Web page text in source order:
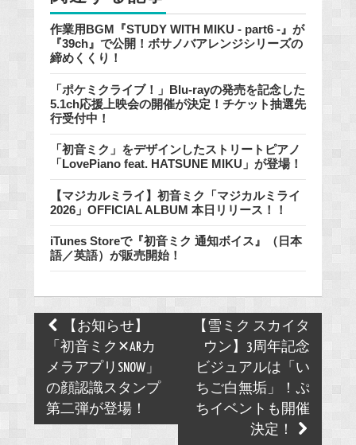
作業用BGM『STUDY WITH MIKU - part6 -』が
『39ch』で公開！ボサノバアレンジシリーズの
締めくくり！
「ポケミクライブ！」Blu-rayの発売を記念した
5.1ch応援上映会の開催が決定！チケット抽選先
行受付中！
「初音ミク」をデザインしたストリートピアノ
「LovePiano feat. HATSUNE MIKU」が登場！
【マジカルミライ】初音ミク「マジカルミライ
2026」OFFICIAL ALBUM 本日リリース！！
iTunes Storeで『初音ミク 通知ボイス』（日本
語／英語）が販売開始！
Post
navigation
【お知らせ】
「初音ミク✕ARカ
メラアプリSNOW」
の顔認識スタンプ
第二弾が登場！
【雪ミク スカイタ
ウン】3周年記念
ビジュアルは「い
ちご白無垢」！ぷ
ちイベントも開催
決定！